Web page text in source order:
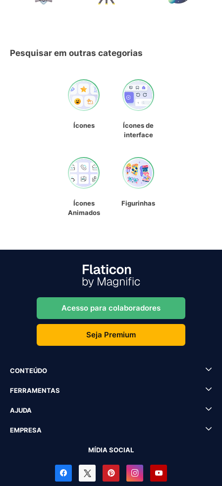
Pesquisar em outras categorias
Ícones
Ícones de
interface
Ícones
Animados
Figurinhas
Acesso para colaboradores
Seja Premium
CONTEÚDO
FERRAMENTAS
AJUDA
EMPRESA
MÍDIA SOCIAL